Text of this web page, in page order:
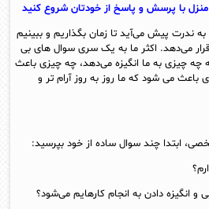
ندرت پیش می‌آید تا زمان بگذاریم و ببینیم
می‌دهد. اکثر ما به یک سری سوال های بی
چه چیزی به ما انگیزه می‌دهد، چه چیزی باعث
می شود که ما روز به روز آرام تر و
ابتدا چند سوال ساده از خود بپرسید:
انگیزه دادن به انجام کارهایم می‌شود؟